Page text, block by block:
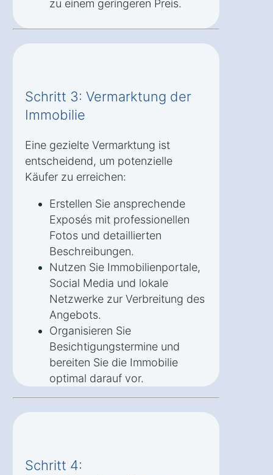
zu einem geringeren Preis.
Schritt 3: Vermarktung der
Immobilie
Eine gezielte Vermarktung ist
entscheidend, um potenzielle
Käufer zu erreichen:
Erstellen Sie ansprechende
Exposés mit professionellen
Fotos und detaillierten
Beschreibungen.
Nutzen Sie Immobilienportale,
Social Media und lokale
Netzwerke zur Verbreitung des
Angebots.
Organisieren Sie
Besichtigungstermine und
bereiten Sie die Immobilie
optimal darauf vor.
Schritt 4: